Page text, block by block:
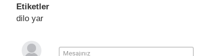
Etiketler
dilo yar